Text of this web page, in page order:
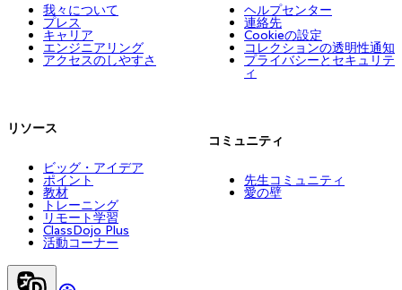
我々について
プレス
キャリア
エンジニアリング
アクセスのしやすさ
リソース
ビッグ・アイデア
ポイント
教材
トレーニング
リモート学習
ClassDojo Plus
活動コーナー
ヘルプセンター
連絡先
Cookieの設定
コレクションの透明性通知
プライバシーとセキュリテ
ィ
コミュニティ
先生コミュニティ
愛の壁